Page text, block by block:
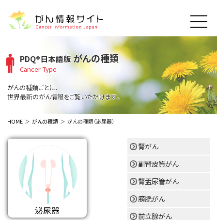
About Cancer Information Japan
プライバシーポリシー
お問い合わせ
寄附・協賛一覧
沿革
関連リンク
がんの種類
Cancer Types
呼吸器
乳腺
消化管
泌尿器
骨軟部
造血器
AIDs関連
胚細胞
内分泌
小児
補完代替医療
全般
最新がん情報
治療（成人）
治療（小児）
支持療法と緩和ケア
スクリーニング（検診）
がん用語辞書
Dictionary
お知らせ一覧
PDQ®日本語版がんの種類
Cancer Type
がんの種類ごとに、
世界最新のがん情報をご覧いただけます。
HOME がんの種類 がんの種類（泌尿器）
泌尿器
腎がん
副腎皮質がん
腎盂尿管がん
膀胱がん
前立腺がん